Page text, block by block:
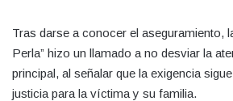
Tras darse a conocer el aseguramiento,
Perla” hizo un llamado a no desviar la
principal, al señalar que la exigencia
justicia para la víctima y su familia.